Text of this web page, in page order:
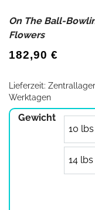
On The Ball-
Flowers
182,90 €
Lieferzeit:
Werktagen
Gewicht
10 lbs
14 lbs